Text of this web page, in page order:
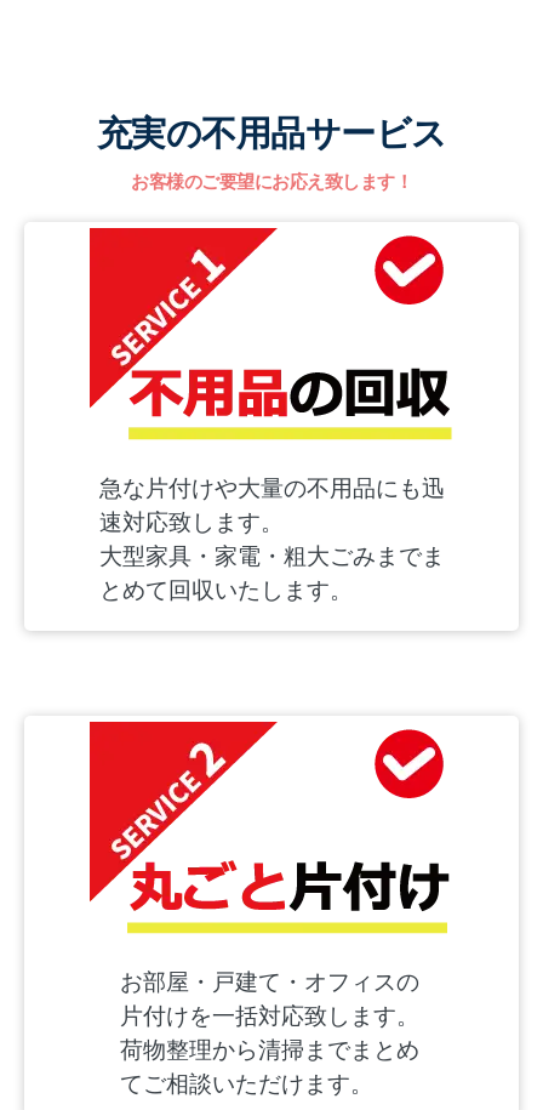
充実の不用品サービス
お客様のご要望にお応え致します！
急な片付けや大量の不用品にも迅
速対応致します。
大型家具・家電・粗大ごみまでま
とめて回収いたします。
お部屋・戸建て・オフィスの
片付けを一括対応致します。
荷物整理から清掃までまとめ
てご相談いただけます。